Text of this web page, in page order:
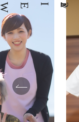
INTERVIEW
03